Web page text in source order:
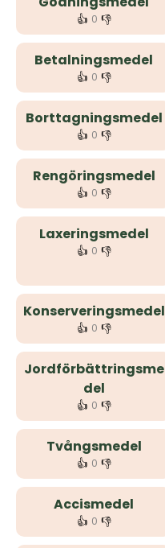
👍 0 👎
Betalningsmedel
👍 0 👎
Borttagningsmedel
👍 0 👎
Rengöringsmedel
👍 0 👎
Laxeringsmedel
👍 0 👎
Konserveringsmedel
👍 0 👎
Jordförbättringsme
del
👍 0 👎
Tvångsmedel
👍 0 👎
Accismedel
👍 0 👎